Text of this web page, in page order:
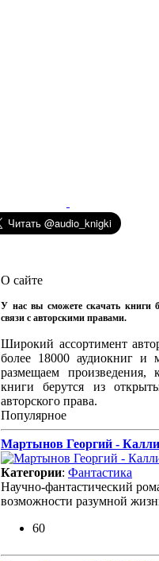
О сайте
У нас вы сможете скачать книги
связи с авторскими правами.
Широкий ассортимент
более 18000 аудиокниг
размещаем
книги берутся из
авторского права.
Популярное
Мартынов Георгий -
Категории: Фантастика
Научно-фантастический
возможности разумной
60